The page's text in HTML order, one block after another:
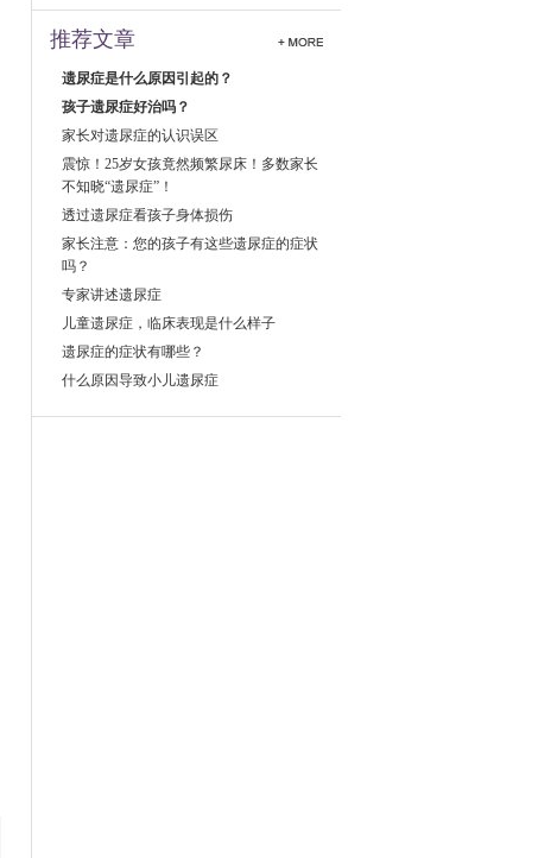
推荐文章
遗尿症是什么原因引起的？
孩子遗尿症好治吗？
家长对遗尿症的认识误区
震惊！25岁女孩竟然频繁尿床！多数家长
不知晓“遗尿症”！
透过遗尿症看孩子身体损伤
家长注意：您的孩子有这些遗尿症的症状
吗？
专家讲述遗尿症
儿童遗尿症，临床表现是什么样子
遗尿症的症状有哪些？
什么原因导致小儿遗尿症